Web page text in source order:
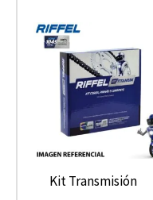
Kit Transmisión